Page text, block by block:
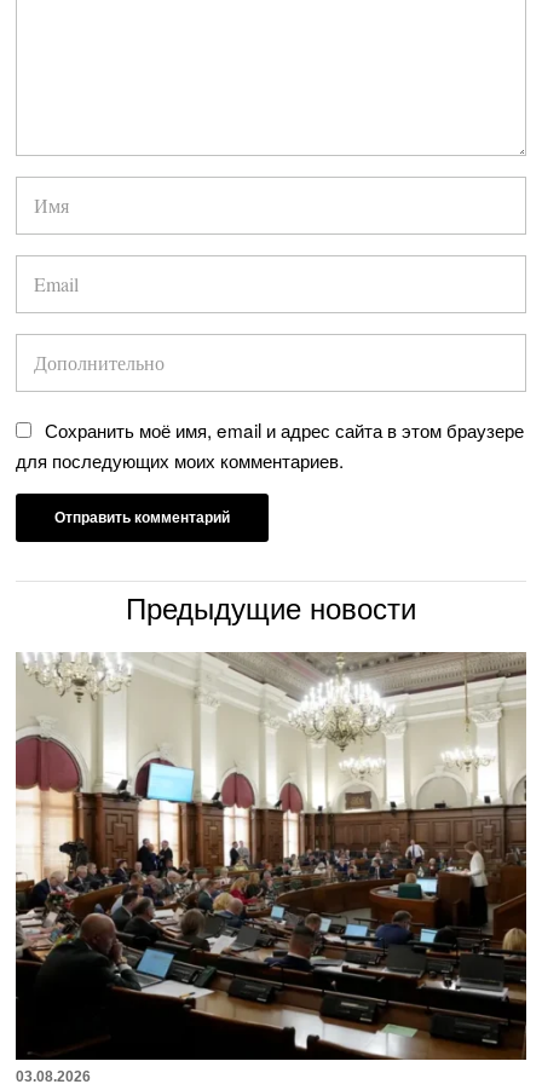
Сохранить моё имя, email и адрес сайта в этом браузере
для последующих моих комментариев.
Предыдущие новости
03.08.2026